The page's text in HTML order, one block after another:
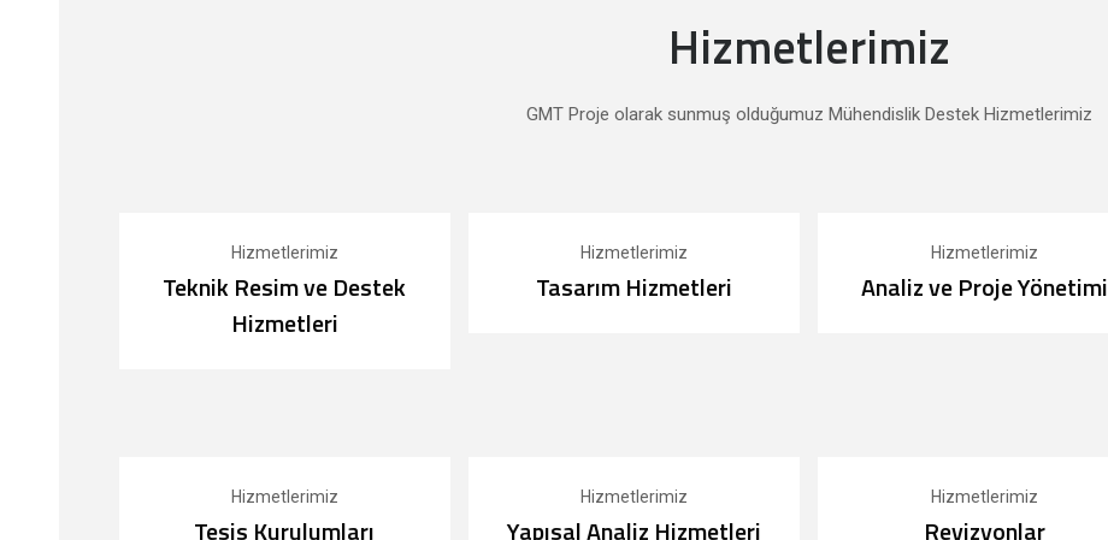
Hizmetlerimiz
GMT Proje olarak sunmuş olduğumuz Mühendislik Destek Hizmetlerimiz
Hizmetlerimiz
Teknik Resim ve Destek
Hizmetleri
Hizmetlerimiz
Tasarım Hizmetleri
Hizmetlerimiz
Analiz ve Proje Yönetimi
Hizmetlerimiz
Tesis Kurulumları
Hizmetlerimiz
Yapısal Analiz Hizmetleri
Hizmetlerimiz
Revizyonlar